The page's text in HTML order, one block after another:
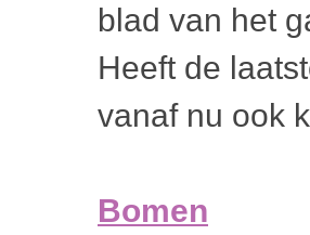
blad van het
Heeft de
vanaf nu ook
Bomen